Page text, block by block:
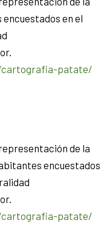
en el
cartografia-patate/
de la
encuestados
cartografia-patate/